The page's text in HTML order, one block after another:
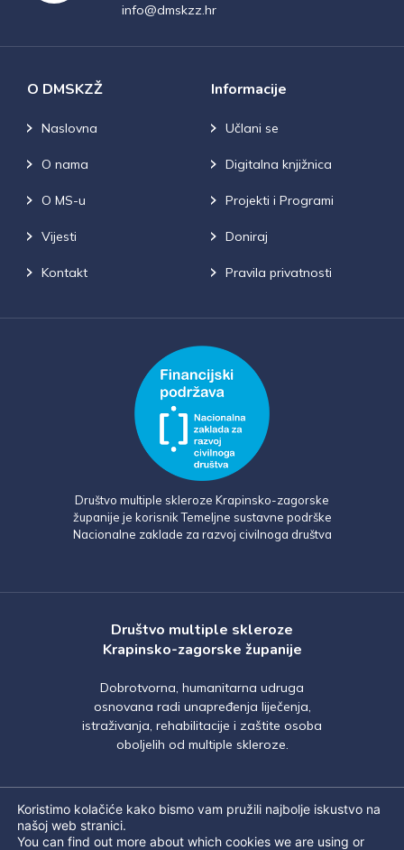
info@dmskzz.hr
Društvo multiple skleroze Krapinsko-zagorske
županije je korisnik Temeljne sustavne podrške
Nacionalne zaklade za razvoj civilnoga društva
O DMSKZŽ
Naslovna
O nama
O MS-u
Vijesti
Kontakt
Informacije
Učlani se
Digitalna knjižnica
Projekti i Programi
Doniraj
Pravila privatnosti
Društvo multiple skleroze
Krapinsko-zagorske županije
Dobrotvorna, humanitarna udruga
osnovana radi unapređenja liječenja,
istraživanja, rehabilitacije i zaštite osoba
oboljelih od multiple skleroze.
Koristimo kolačiće kako bismo vam pružili najbolje iskustvo na
našoj web stranici.
You can find out more about which cookies we are using or